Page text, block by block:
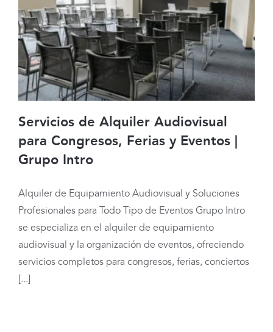
Servicios de Alquiler Audiovisual para
Congresos, Ferias y Eventos | Grupo
Intro
Servicios de Alquiler Audiovisual
para Congresos, Ferias y Eventos |
Grupo Intro
Alquiler de Equipamiento Audiovisual y Soluciones
Profesionales para Todo Tipo de Eventos Grupo Intro
se especializa en el alquiler de equipamiento
audiovisual y la organización de eventos, ofreciendo
servicios completos para congresos, ferias, conciertos
[...]